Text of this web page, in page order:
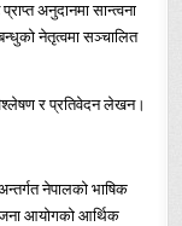
अनुदानमा सान्त्वना
नेतृत्वमा सञ्चालित
र प्रतिवेदन लेखन।
नेपालको भाषिक
आयोगको आर्थिक